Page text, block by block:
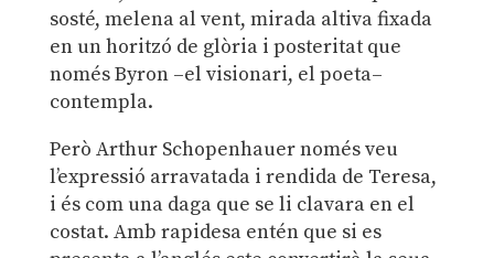
sosté, melena al vent, mirada altiva fixada
en un horitzó de glòria i posteritat que
només Byron –el visionari, el poeta–
contempla.
Però Arthur Schopenhauer només veu
l’expressió arravatada i rendida de Teresa,
i és com una daga que se li clavara en el
costat. Amb rapidesa entén que si es